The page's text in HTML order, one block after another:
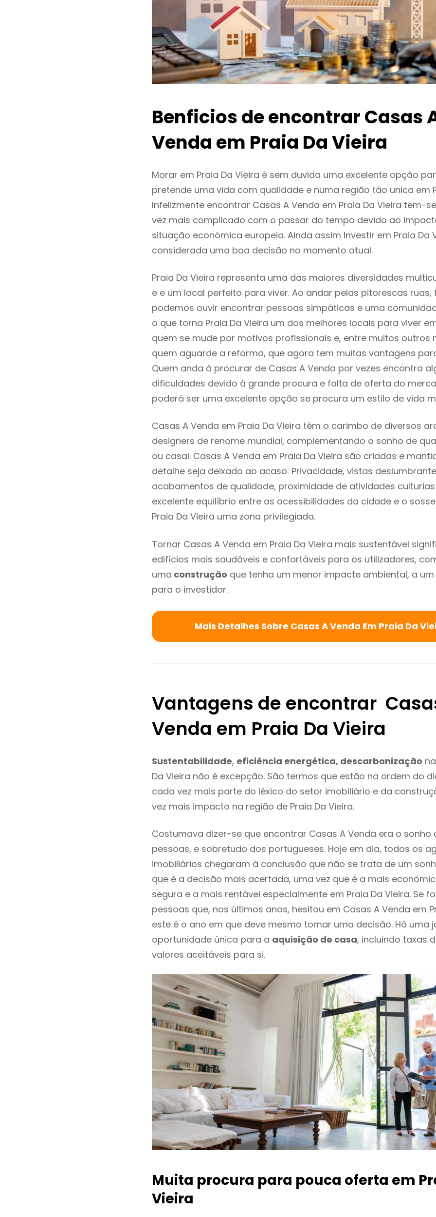
Benficios de encontrar Casas
Venda em Praia Da Vieira
Morar em Praia Da Vieira é sem duvida uma excelente opção
pretende uma vida com qualidade e numa região táo unica em
Infelizmente encontrar Casas A Venda em Praia Da Vieira tem-
vez mais complicado com o passar do tempo devido ao
situação económica europeia. Ainda assim Investir em Praia Da
considerada uma boa decisão no momento atual.
Praia Da Vieira representa uma das maiores diversidades
e e um local perfeito para viver. Ao andar pelas pitorescas ruas,
podemos ouvir encontrar pessoas simpáticas e uma
o que torna Praia Da Vieira um dos melhores locais para viver
quem se mude por motivos profissionais e, entre muitos outros
quem aguarde a reforma, que agora tem muitas vantagens
Quem anda à procurar de Casas A Venda por vezes encontra
dificuldades devido à grande procura e falta de oferta do
poderá ser uma excelente opção se procura um estilo de vida
Casas A Venda em Praia Da Vieira têm o carimbo de diversos
designers de renome mundial, complementando o sonho de
ou casal. Casas A Venda em Praia Da Vieira são criadas e
detalhe seja deixado ao acaso: Privacidade, vistas
acabamentos de qualidade, proximidade de atividades
excelente equilíbrio entre as acessibilidades da cidade e o
Praia Da Vieira uma zona privilegiada.
Tornar Casas A Venda em Praia Da Vieira mais sustentável
edifícios mais saudáveis e confortáveis para os utilizadores,
uma construção que tenha um menor impacte ambiental, a
para o investidor.
Mais Detalhes Sobre Casas A Venda Em Praia Da
Vantagens de encontrar
Venda em Praia Da Vieira
Sustentabilidade, eficiência energética, descarbonização
Da Vieira não é excepção. São termos que estão na ordem do
cada vez mais parte do léxico do setor imobiliário e da
vez mais impacto na região de Praia Da Vieira.
Costumava dizer-se que encontrar Casas A Venda era o sonho
pessoas, e sobretudo dos portugueses. Hoje em dia, todos os
imobiliários chegaram à conclusão que não se trata de um
que é a decisão mais acertada, uma vez que é a mais
segura e a mais rentável especialmente em Praia Da Vieira. Se
pessoas que, nos últimos anos, hesitou em Casas A Venda em
este é o ano em que deve mesmo tomar uma decisão. Há uma
oportunidade única para a aquisição de casa, incluindo taxas
valores aceitáveis para si.
Muita procura para pouca oferta em
Vieira